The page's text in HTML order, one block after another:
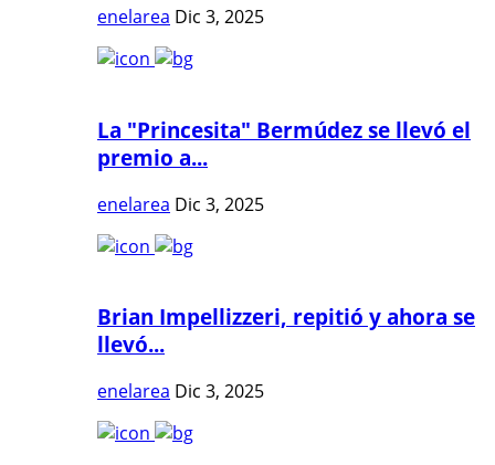
enelarea Dic 3, 2025
La "Princesita" Bermúdez se llevó el
premio a...
enelarea Dic 3, 2025
Brian Impellizzeri, repitió y ahora se
llevó...
enelarea Dic 3, 2025